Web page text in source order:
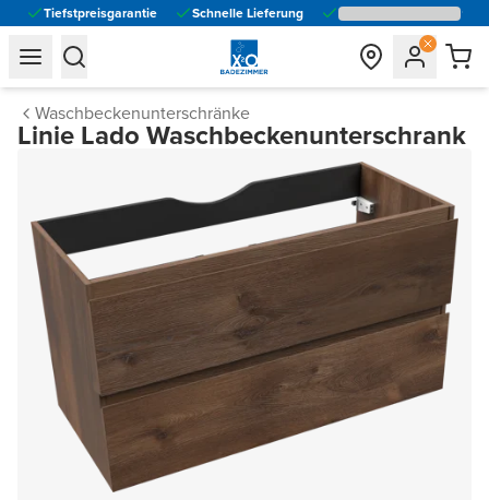
Tiefstpreisgarantie Schnelle Lieferung
general.navigation.toggle_menu.label
general.navigation.toggle_menu.label
Waschbeckenunterschränke
Linie Lado Waschbeckenunterschrank